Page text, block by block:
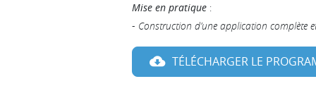
Mise en pratique :
- Construction d’une application complète
TÉLÉCHARGER LE